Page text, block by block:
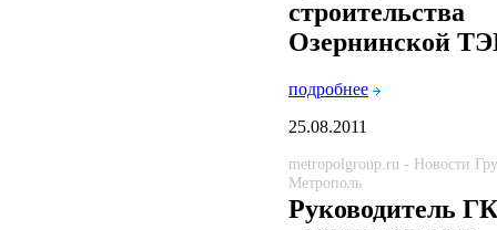
строительства
Озернинской
подробнее
25.08.2011
metropolgroup.ru - Новости
Метрополь
Руководитель ГК